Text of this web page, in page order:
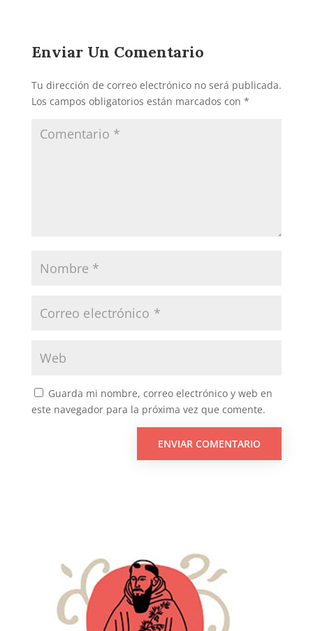
Enviar Un Comentario
Tu dirección de correo electrónico no será publicada.
Los campos obligatorios están marcados con *
Guarda mi nombre, correo electrónico y web en
este navegador para la próxima vez que comente.